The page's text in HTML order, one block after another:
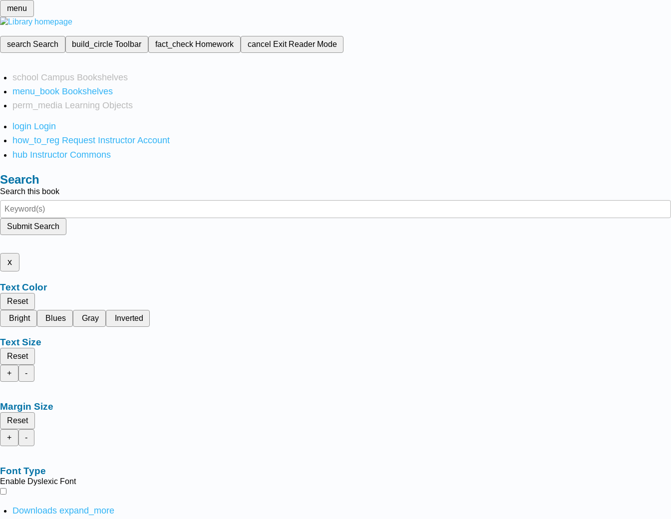
menu
search Search build_circleToolbar fact_check Homework cancel Exit Reader Mode
school Campus Bookshelves
menu_book Bookshelves
perm_media Learning Objects
login Login
how_to_reg Request Instructor Account
hub Instructor Commons
Search
Search this book
Submit Search
x
Text Color
Reset
Bright
Blues Gray Inverted
Text Size
Reset
+
-
Margin Size
Reset
+
-
Font Type
Enable Dyslexic Font
Downloads expand_more